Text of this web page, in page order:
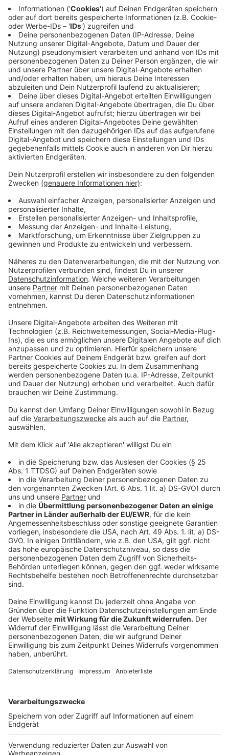
Anzeige
Anzeige
Infos zum Wahlsystem in den USA
Anzeige
Das Wahlsystem in den USA unterscheidet sich
deutlich zum Beispiel vom Wahlsystem hier in
Deutschland. Die folgende Grafik erklärt das komplexe
Verfahren der US-Präsidentschaftswahl: Wozu sind
eigentlich Vorwahlen da, was passiert auf den
Wahlfrauen- und männer?
Anzeige
Anzeige
Chronologie zur ersten Amtszeit von Trump
Seit Donald Trump am 20. Januar 2017 als 45. US-
Präsident vereidigt wurde, blickt die ganz Welt auf ihn
und seine Politik.
Anzeige
TV-Duell Biden vs Trump: Zitate und Fotos
Anzeige
Anzeige
Weitere Infos und Links zum Thema:
Wie ist die Stimmung in den einzelnen US-
Hier geht es zum Podcast "Schnitzers WahLsinn"!
Hier in Düsseldorf wurde im September gewählt!
Autor:Philipp Klees
Anzeige
Anzeige